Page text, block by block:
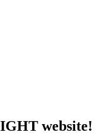
website!